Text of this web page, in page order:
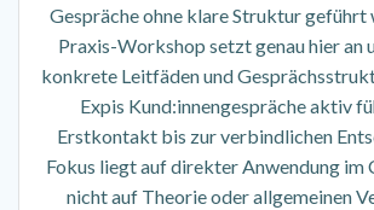
Gespräche ohne klare Struktur geführt
Praxis-Workshop setzt genau hier an
konkrete Leitfäden und
Expis Kund:innengespräche aktiv
Erstkontakt bis zur verbindlichen
Fokus liegt auf direkter Anwendung im
nicht auf Theorie oder allgemeinen